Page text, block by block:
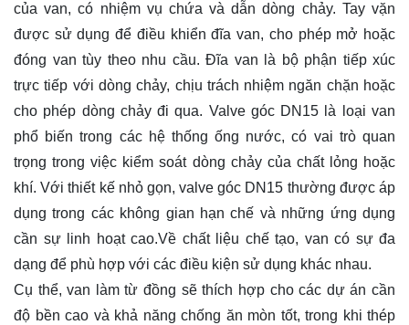
của van, có nhiệm vụ chứa và dẫn dòng chảy. Tay vặn
được sử dụng để điều khiển đĩa van, cho phép mở hoặc
đóng van tùy theo nhu cầu. Đĩa van là bộ phận tiếp xúc
trực tiếp với dòng chảy, chịu trách nhiệm ngăn chặn hoặc
cho phép dòng chảy đi qua. Valve góc DN15 là loại van
phổ biến trong các hệ thống ống nước, có vai trò quan
trọng trong việc kiểm soát dòng chảy của chất lỏng hoặc
khí. Với thiết kế nhỏ gọn, valve góc DN15 thường được áp
dụng trong các không gian hạn chế và những ứng dụng
cần sự linh hoạt cao.Về chất liệu chế tạo, van có sự đa
dạng để phù hợp với các điều kiện sử dụng khác nhau.
Cụ thể, van làm từ đồng sẽ thích hợp cho các dự án cần
độ bền cao và khả năng chống ăn mòn tốt, trong khi thép